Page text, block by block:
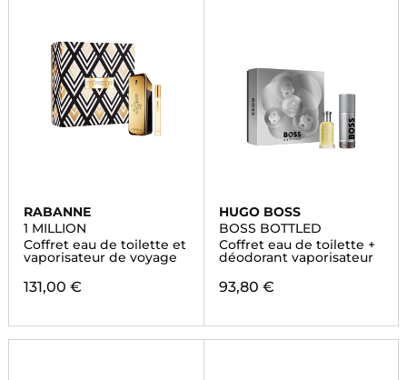
RABANNE
1 MILLION
Coffret eau de toilette et
vaporisateur de voyage
131,00 €
HUGO BOSS
BOSS BOTTLED
Coffret eau de toilette +
déodorant vaporisateur
93,80 €